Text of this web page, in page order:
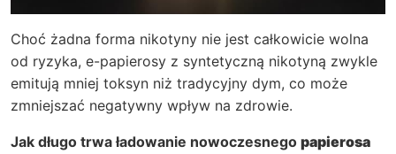
Choć żadna forma nikotyny nie jest całkowicie wolna
od ryzyka, e-papierosy z syntetyczną nikotyną zwykle
emitują mniej toksyn niż tradycyjny dym, co może
zmniejszać negatywny wpływ na zdrowie.
Jak długo trwa ładowanie nowoczesnego papierosa